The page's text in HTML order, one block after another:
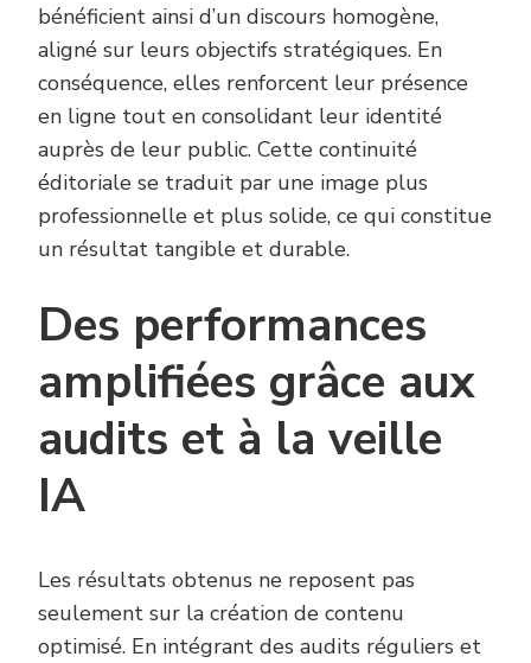
bénéficient ainsi d’un discours homogène,
aligné sur leurs objectifs stratégiques. En
conséquence, elles renforcent leur présence
en ligne tout en consolidant leur identité
auprès de leur public. Cette continuité
éditoriale se traduit par une image plus
professionnelle et plus solide, ce qui constitue
un résultat tangible et durable.
Des performances
amplifiées grâce aux
audits et à la veille
IA
Les résultats obtenus ne reposent pas
seulement sur la création de contenu
optimisé. En intégrant des audits réguliers et